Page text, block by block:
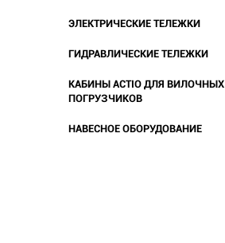
ЭЛЕКТРИЧЕСКИЕ ТЕЛЕЖКИ
ГИДРАВЛИЧЕСКИЕ ТЕЛЕЖКИ
КАБИНЫ ACTIO ДЛЯ ВИЛОЧНЫХ
ПОГРУЗЧИКОВ
НАВЕСНОЕ ОБОРУДОВАНИЕ